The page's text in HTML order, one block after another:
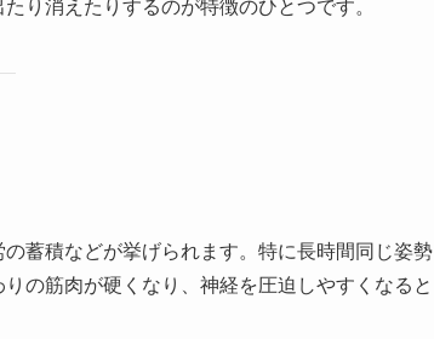
り消えたりするのが特徴のひとつです。
蓄積などが挙げられます。特に長時間同じ姿勢
の筋肉が硬くなり、神経を圧迫しやすくなると